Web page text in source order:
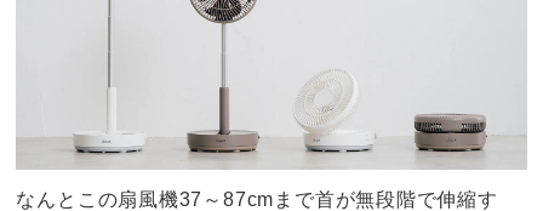
なんとこの扇風機37～87cmまで首が無段階で伸縮す